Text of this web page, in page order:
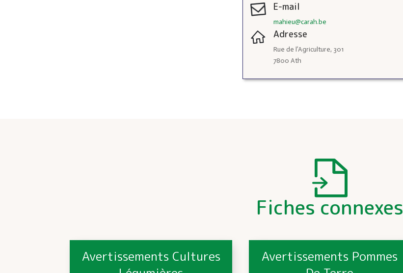
E-mail
mahieu@carah.be
Adresse
Rue de l’Agriculture, 301
7800 Ath
Fiches connexes
Avertissements Cultures
Avertissements Pommes